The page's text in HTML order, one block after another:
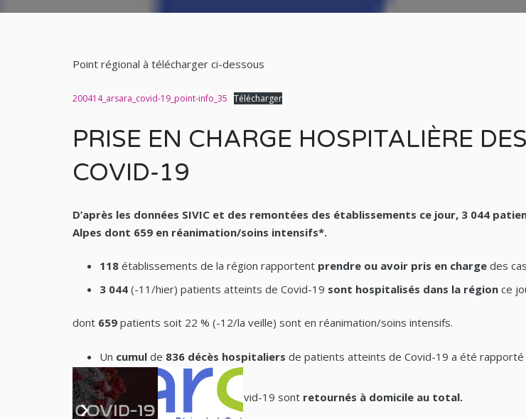
Point régional à télécharger ci-dessous
200414_arsara_covid-19_point-info_35 Télécharger
PRISE EN CHARGE HOSPITALIÈRE
COVID-19
D’après les données SIVIC et des remontées des établissements ce jour, 3 044
Alpes dont 659 en réanimation/soins intensifs*.
118 établissements de la région rapportentprendre ou avoir pris en charge des
3 044(-11/hier) patients atteints de Covid-19 sont hospitalisés dans la régionce
dont 659 patients soit 22 % (-12/la veille) sont en réanimation/soins intensifs.
Un cumul de 836 décès hospitaliers de patients atteints de Covid-19 a été rapporté
à ce jour dans la région.
3 081
patients atteints de Covid-19 sont retournés à domicile au total.